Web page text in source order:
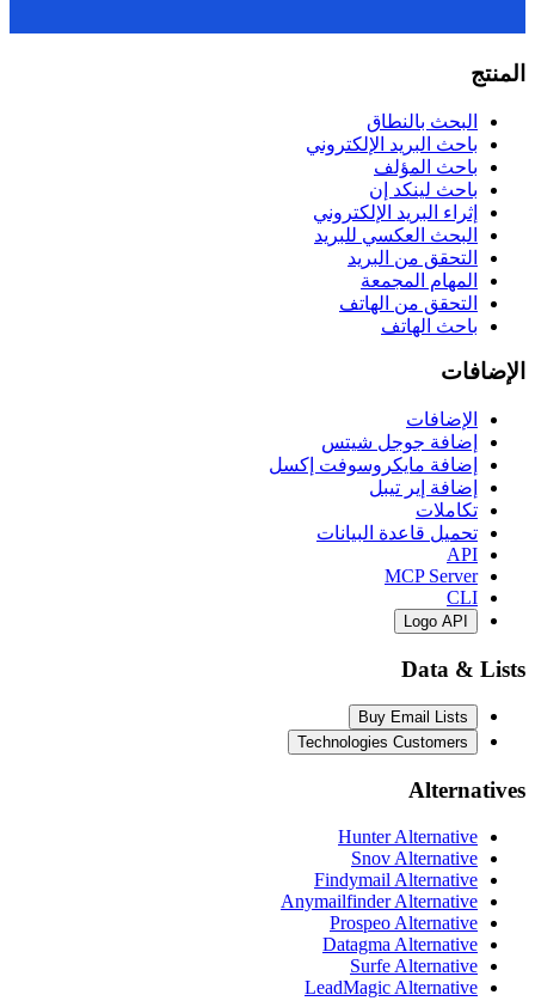
المنتج
البحث بالنطاق
باحث البريد الإلكتروني
باحث المؤلف
باحث لينكد إن
إثراء البريد الإلكتروني
البحث العكسي للبريد
التحقق من البريد
المهام المجمعة
التحقق من الهاتف
باحث الهاتف
الإضافات
الإضافات
إضافة جوجل شيتس
إضافة مايكروسوفت إكسل
إضافة إير تيبل
تكاملات
تحميل قاعدة البيانات
API
MCP Server
CLI
Logo API
Data & Lists
Buy Email Lists
Technologies Customers
Alternatives
Hunter Alternative
Snov Alternative
Findymail Alternative
Anymailfinder Alternative
Prospeo Alternative
Datagma Alternative
Surfe Alternative
LeadMagic Alternative